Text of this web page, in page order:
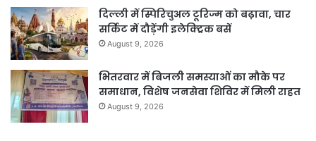
दिल्ली में स्पिरिचुअल टूरिज्म को बढ़ावा, चार
सर्किट में दौड़ेंगी इलेक्ट्रिक बसें
August 9, 2026
भितरवार में बिजली समस्याओं का मौके पर
समाधान, विशेष जनसेवा शिविर में मिली राहत
August 9, 2026